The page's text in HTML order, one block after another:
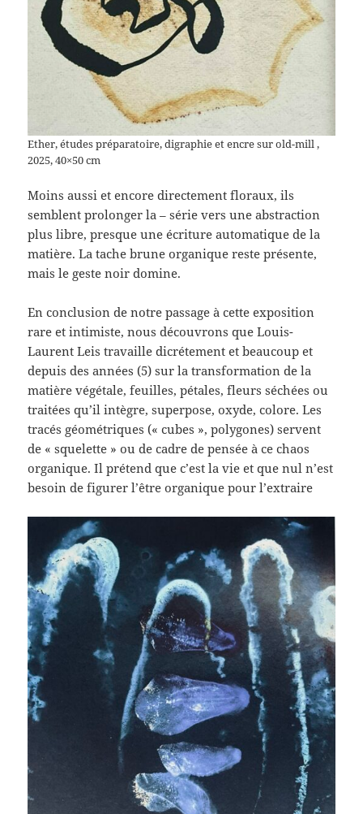
Ether, études préparatoire, digraphie et encre sur old-mill ,
2025, 40×50 cm
Moins aussi et encore directement floraux, ils
semblent prolonger la – série vers une abstraction
plus libre, presque une écriture automatique de la
matière. La tache brune organique reste présente,
mais le geste noir domine.
En conclusion de notre passage à cette exposition
rare et intimiste, nous découvrons que Louis-
Laurent Leis travaille dicrétement et beaucoup et
depuis des années (5) sur la transformation de la
matière végétale, feuilles, pétales, fleurs séchées ou
traitées qu’il intègre, superpose, oxyde, colore. Les
tracés géométriques (« cubes », polygones) servent
de « squelette » ou de cadre de pensée à ce chaos
organique. Il prétend que c’est la vie et que nul n’est
besoin de figurer l’être organique pour l’extraire